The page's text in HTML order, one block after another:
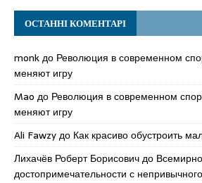
ОСТАННІ КОМЕНТАРІ
monkдо Революция в современном
меняют игру
Mao до Революция в современном
меняют игру
Ali Fawzyдо Как красиво обустроить
Лихачёв Роберт Борисовичдо
достопримечательности с